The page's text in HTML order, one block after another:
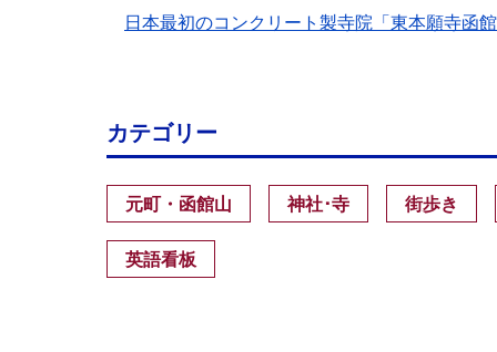
日本最初のコンクリート製寺院「東本願寺函
カテゴリー
元町・函館山 神社･寺 街歩き
英語看板